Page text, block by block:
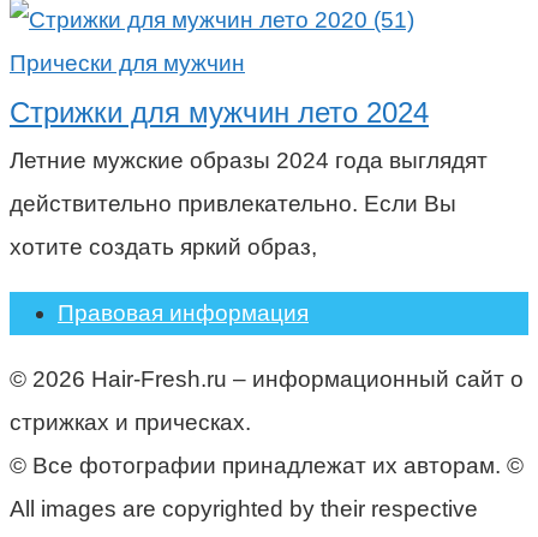
Прически для мужчин
Стрижки для мужчин лето 2024
Летние мужские образы 2024 года выглядят
действительно привлекательно. Если Вы
хотите создать яркий образ,
Правовая информация
© 2026 Hair-Fresh.ru – информационный сайт о
стрижках и прическах.
© Все фотографии принадлежат их авторам. ©
All images are copyrighted by their respective